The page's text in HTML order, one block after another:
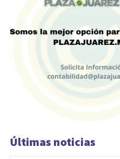
Últimas noticias